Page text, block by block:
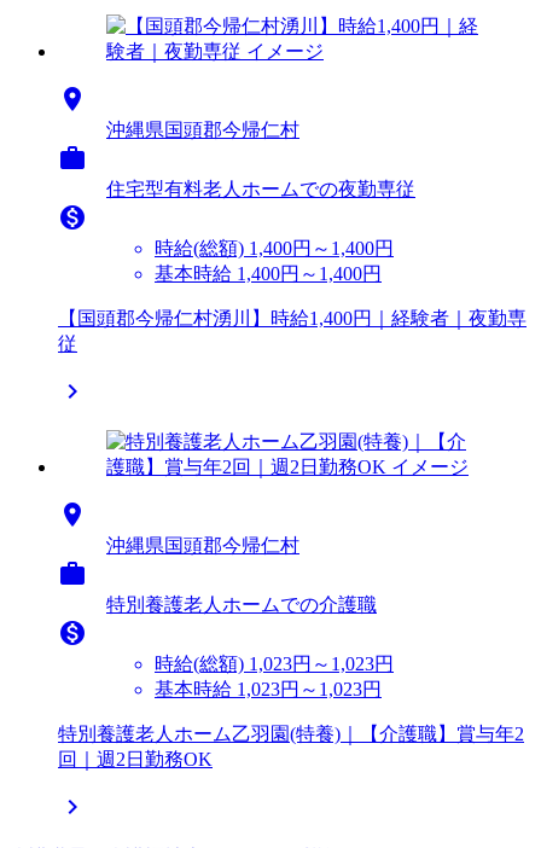

沖縄県国頭郡今帰仁村

住宅型有料老人ホームでの夜勤専従

時給(総額) 1,400円～1,400円
基本時給 1,400円～1,400円
【国頭郡今帰仁村湧川】時給1,400円｜経験者｜夜勤専
従


沖縄県国頭郡今帰仁村

特別養護老人ホームでの介護職

時給(総額) 1,023円～1,023円
基本時給 1,023円～1,023円
特別養護老人ホーム乙羽園(特養)｜【介護職】賞与年2
回｜週2日勤務OK
